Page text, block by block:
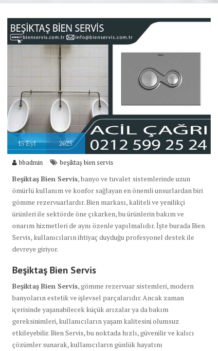
15Eyl 2025
bbadmin beşiktaş bien servis
Beşiktaş Bien Servis, banyo ve tuvalet sistemlerinde uzun
ömürlü kullanım ve konfor sağlayan en önemli unsurlardan biri
gömme rezervuarlardır. Bien markası, kaliteli ve yenilikçi
ürünleri ile sektörde öne çıkarken, bu ürünlerin bakım ve
onarım hizmetleri de aynı özenle yapılmalıdır. İşte burada Bien
Servis, kullanıcıların ihtiyaç duyduğu profesyonel destek ile
devreye giriyor.
Beşiktaş Bien Servis
Beşiktaş Bien Servis, gömme rezervuar sistemleri, modern
banyoların estetik ve işlevsel parçalarıdır. Ancak zaman
içerisinde yaşanabilecek küçük arızalar ya da bakım
gereksinimleri, kullanıcıların yaşam kalitesini olumsuz
etkileyebilir. Bien Servis, bu noktada hızlı, güvenilir ve kalıcı
çözümler sunarak, kullanıcıların günlük hayatını